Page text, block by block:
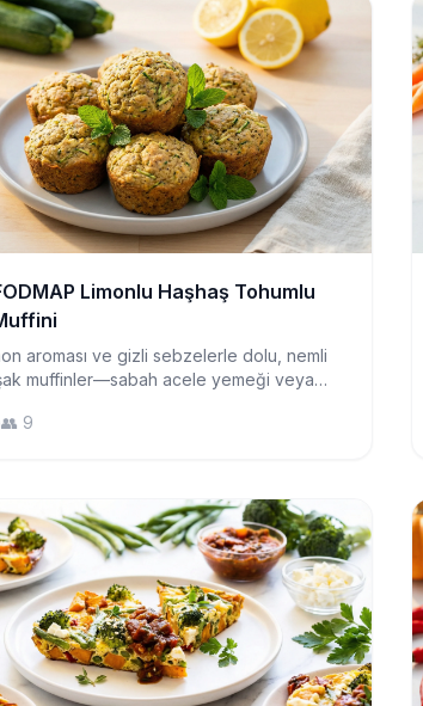
Limonlu Haşhaş Tohumlu
aroması ve gizli sebzelerle dolu, nemli
muffinler—sabah acele yemeği veya
👥 9